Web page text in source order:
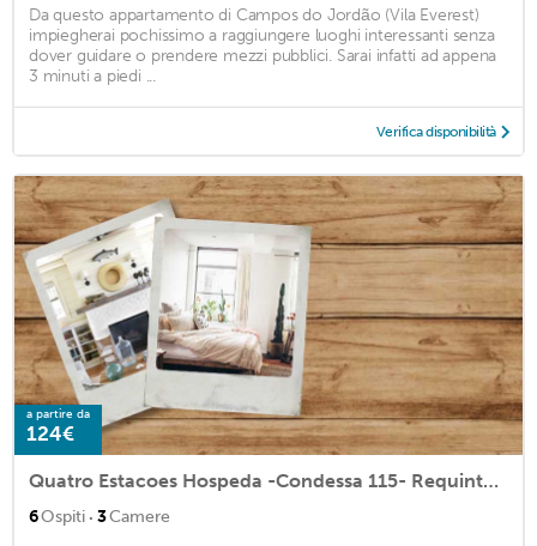
Da questo appartamento di Campos do Jordão (Vila Everest)
impiegherai pochissimo a raggiungere luoghi interessanti senza
dover guidare o prendere mezzi pubblici. Sarai infatti ad appena
3 minuti a piedi ...
Verifica disponibilità
a partire da
124€
Quatro Estacoes Hospeda -Condessa 115- Requinte e Aconchego a 600 m do Baden Baden em Campos do Jordao-
6Ospiti · 3Camere